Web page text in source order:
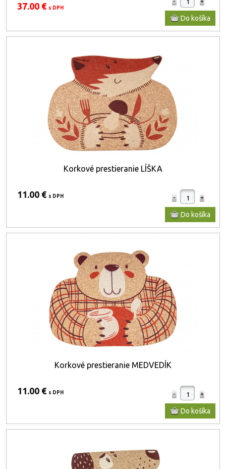
37.00 € s DPH
Korkové prestieranie LÍŠKA
11.00 € s DPH
Korkové prestieranie MEDVEDÍK
11.00 € s DPH